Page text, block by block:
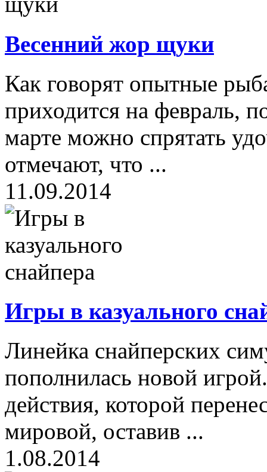
Весенний жор щуки
Как говорят опытные
приходится на февраль,
марте можно спрятать
отмечают, что ...
11.09.2014
Игры в казуального
Линейка снайперских
пополнилась новой
действия, которой
мировой, оставив ...
1.08.2014